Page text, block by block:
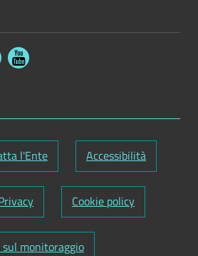
l'Ente Accessibilità
Cookie policy
sul monitoraggio